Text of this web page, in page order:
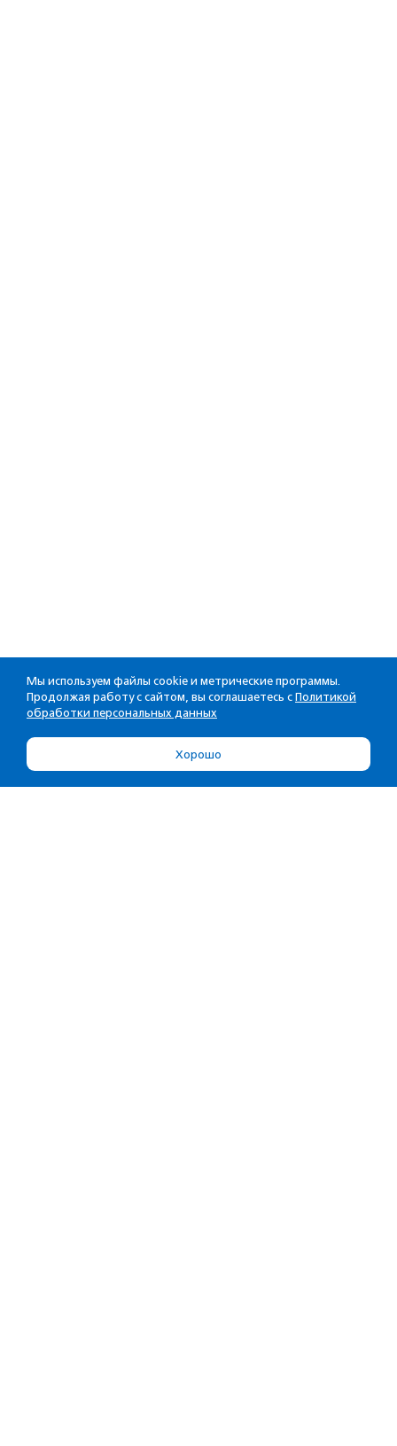
Мы используем файлы cookie и метрические программы.
Продолжая работу с сайтом, вы соглашаетесь с Политикой
обработки персональных данных
Хорошо